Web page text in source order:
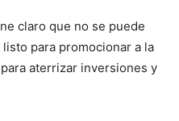
claro que no se puede
para promocionar a la
aterrizar inversiones y